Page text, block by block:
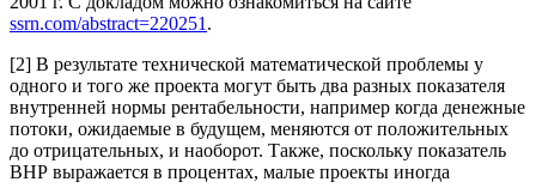
ssrn.com/abstract=220251 .
[2] В результате технической математической проблемы у
одного и того же проекта могут быть два разных показателя
внутренней нормы рентабельности, например когда денежные
потоки, ожидаемые в будущем, меняются от положительных
до отрицательных, и наоборот. Также, поскольку показатель
ВНР выражается в процентах, малые проекты иногда